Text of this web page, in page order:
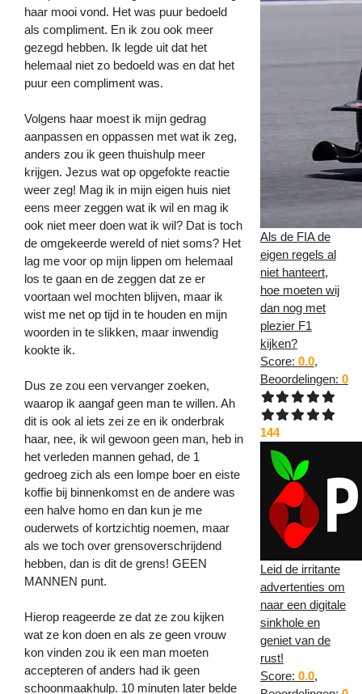
haar mooi vond. Het was puur bedoeld
als compliment. En ik zou ook meer
gezegd hebben. Ik legde uit dat het
helemaal niet zo bedoeld was en dat het
puur een compliment was.
Volgens haar moest ik mijn gedrag
aanpassen en oppassen met wat ik zeg,
anders zou ik geen thuishulp meer
krijgen. Jezus wat op opgefokte reactie
weer zeg! Mag ik in mijn eigen huis niet
eens meer zeggen wat ik wil en mag ik
ook niet meer doen wat ik wil? Dat is toch
de omgekeerde wereld of niet soms? Het
lag me voor op mijn lippen om helemaal
los te gaan en de zeggen dat ze er
voortaan wel mochten blijven, maar ik
wist me net op tijd in te houden en mijn
woorden in te slikken, maar inwendig
kookte ik.
Dus ze zou een vervanger zoeken,
waarop ik aangaf geen man te willen. Ah
dit is ook al iets zei ze en ik onderbrak
haar, nee, ik wil gewoon geen man, heb in
het verleden mannen gehad, de 1
gedroeg zich als een lompe boer en eiste
koffie bij binnenkomst en de andere was
een halve homo en dan kun je me
ouderwets of kortzichtig noemen, maar
als we toch over grensoverschrijdend
hebben, dan is dit de grens! GEEN
MANNEN punt.
Hierop reageerde ze dat ze zou kijken
wat ze kon doen en als ze geen vrouw
kon vinden zou ik een man moeten
accepteren of anders had ik geen
schoonmaakhulp. 10 minuten later belde
Als de FIA de
eigen regels al
niet hanteert,
hoe moeten wij
dan nog met
plezier F1
kijken?
Score: 0.0,
Beoordelingen: 0
144
Leid de irritante
advertenties om
naar een digitale
sinkhole en
geniet van de
rust!
Score: 0.0,